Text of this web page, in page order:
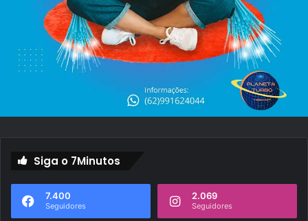
Siga o 7Minutos
7.400
Seguidores
2.069
Seguidores